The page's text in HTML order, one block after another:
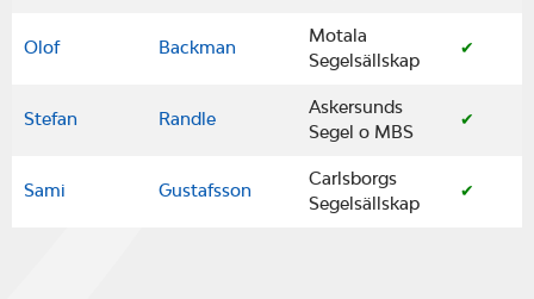
Olof Backman
Motala
Segelsällskap
✔
Stefan Randle
Askersunds
Segel o MBS
✔
Sami Gustafsson
Carlsborgs
Segelsällskap
✔